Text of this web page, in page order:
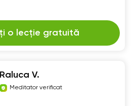
o lecție gratuită
Raluca V.
Meditator verificat